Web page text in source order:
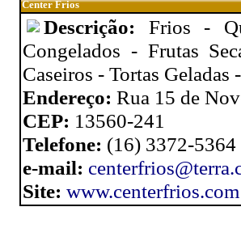
Center Frios
Descrição: Frios -
Congelados - Frutas
Caseiros - Tortas
Endereço: Rua 15 de
CEP: 13560-241
Telefone: (16) 3372-
e-mail:
Site: www.centerfrios.com